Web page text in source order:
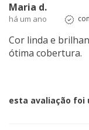
Maria d.
há um ano
Cor linda e
ótima cobertura.
esta avaliação foi